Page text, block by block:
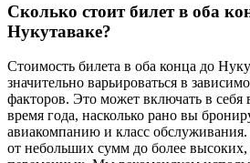
Сколько стоит билет в оба
Нукутаваке?
Стоимость билета в оба конца до
значительно варьироваться в
факторов. Это может включать в
время года, насколько рано вы
авиакомпанию и класс
от небольших сумм до более высоких,